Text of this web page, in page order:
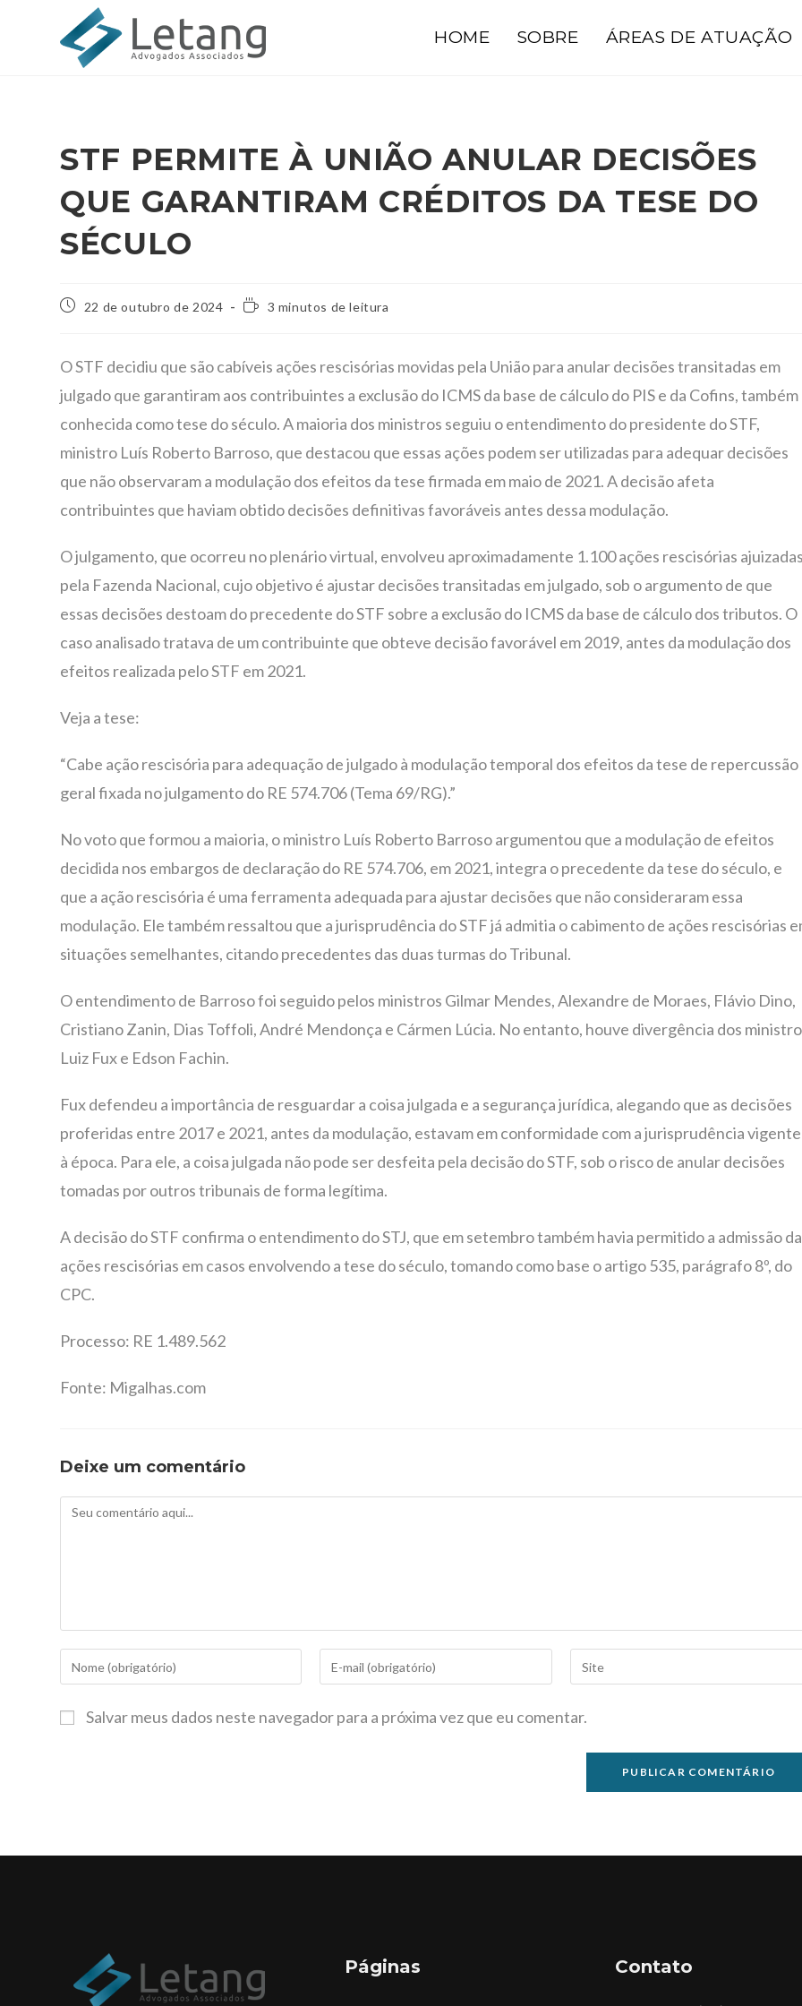
HOME SOBRE ÁREAS DE ATUAÇÃO
STF PERMITE À UNIÃO ANULAR DECISÕES
QUE GARANTIRAM CRÉDITOS DA TESE DO
SÉCULO
22 de outubro de 2024 3 minutos de leitura
O STF decidiu que são cabíveis ações rescisórias movidas pela União para anular decisões transitadas em
julgado que garantiram aos contribuintes a exclusão do ICMS da base de cálculo do PIS e da Cofins, também
conhecida como tese do século. A maioria dos ministros seguiu o entendimento do presidente do STF,
ministro Luís Roberto Barroso, que destacou que essas ações podem ser utilizadas para adequar decisões
que não observaram a modulação dos efeitos da tese firmada em maio de 2021. A decisão afeta
contribuintes que haviam obtido decisões definitivas favoráveis antes dessa modulação.
O julgamento, que ocorreu no plenário virtual, envolveu aproximadamente 1.100 ações rescisórias
pela Fazenda Nacional, cujo objetivo é ajustar decisões transitadas em julgado, sob o argumento de que
essas decisões destoam do precedente do STF sobre a exclusão do ICMS da base de cálculo dos tributos. O
caso analisado tratava de um contribuinte que obteve decisão favorável em 2019, antes da modulação dos
efeitos realizada pelo STF em 2021.
Veja a tese:
“Cabe ação rescisória para adequação de julgado à modulação temporal dos efeitos da tese de repercussão
geral fixada no julgamento do RE 574.706 (Tema 69/RG).”
No voto que formou a maioria, o ministro Luís Roberto Barroso argumentou que a modulação de efeitos
decidida nos embargos de declaração do RE 574.706, em 2021, integra o precedente da tese do século, e
que a ação rescisória é uma ferramenta adequada para ajustar decisões que não consideraram essa
modulação. Ele também ressaltou que a jurisprudência do STF já admitia o cabimento de ações rescisórias
situações semelhantes, citando precedentes das duas turmas do Tribunal.
O entendimento de Barroso foi seguido pelos ministros Gilmar Mendes, Alexandre de Moraes, Flávio Dino,
Cristiano Zanin, Dias Toffoli, André Mendonça e Cármen Lúcia. No entanto, houve divergência dos
Luiz Fux e Edson Fachin.
Fux defendeu a importância de resguardar a coisa julgada e a segurança jurídica, alegando que as decisões
proferidas entre 2017 e 2021, antes da modulação, estavam em conformidade com a jurisprudência vigente
à época. Para ele, a coisa julgada não pode ser desfeita pela decisão do STF, sob o risco de anular decisões
tomadas por outros tribunais de forma legítima.
A decisão do STF confirma o entendimento do STJ, que em setembro também havia permitido a admissão
ações rescisórias em casos envolvendo a tese do século, tomando como base o artigo 535, parágrafo 8º, do
CPC.
Processo: RE 1.489.562
Fonte: Migalhas.com
Deixe um comentário
Salvar meus dados neste navegador para a próxima vez que eu comentar.
Páginas Contato